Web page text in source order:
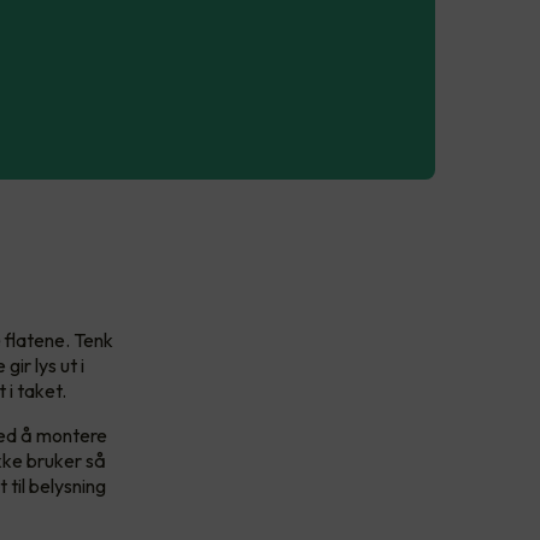
Tenk
lys ut i
i taket.
å montere
bruker så
til belysning